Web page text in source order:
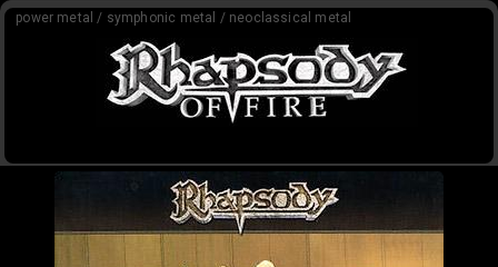
COMUNIDAD
FEEEDBACK
power metal / symphonic metal / neoclassical metal